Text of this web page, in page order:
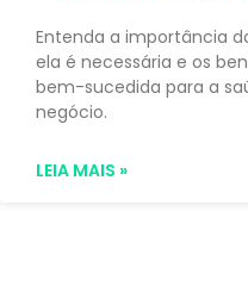
Entenda a importância
ela é necessária e os
bem-sucedida para a
negócio.
LEIA MAIS »